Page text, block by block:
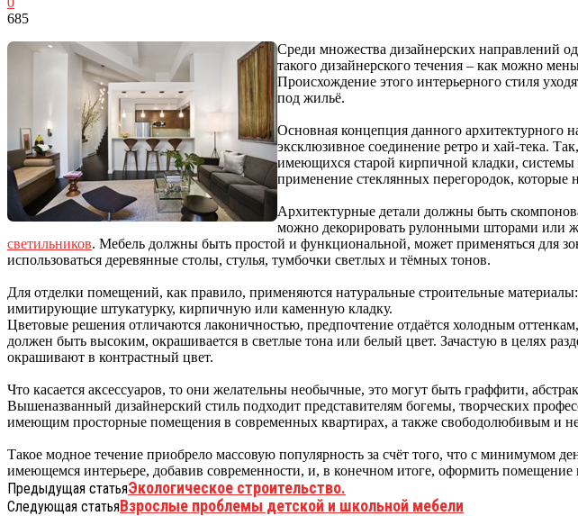
685
Среди множества дизайнерских направлений
такого дизайнерского течения – как можно
Происхождение этого интерьерного стиля
под жильё.
Основная концепция данного архитектурного
эксклюзивное соединение ретро и хай-тека.
имеющихся старой кирпичной кладки, системы
применение стеклянных перегородок,
Архитектурные детали должны быть
можно декорировать рулонными шторами или
светильников. Мебель должны быть простой и функциональной, может применяться для
использоваться деревянные столы, стулья, тумбочки светлых и тёмных тонов.
Для отделки помещений, как правило, применяются натуральные строительные
имитирующие штукатурку, кирпичную или каменную кладку.
Цветовые решения отличаются лаконичностью, предпочтение отдаётся холодным
должен быть высоким, окрашивается в светлые тона или белый цвет. Зачастую в целях
окрашивают в контрастный цвет.
Что касается аксессуаров, то они желательны необычные, это могут быть граффити,
Вышеназванный дизайнерский стиль подходит представителям богемы, творческих
имеющим просторные помещения в современных квартирах, а также свободолюбивым и
Такое модное течение приобрело массовую популярность за счёт того, что с минимумом
имеющемся интерьере, добавив современности, и, в конечном итоге, оформить
Предыдущая статьяЭкологическое строительство.
Следующая статьяВзрослые проблемы детской и школьной мебели